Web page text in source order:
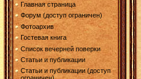
Главная страница
Форум (доступ ограничен)
Фотоархив
Гостевая книга
Список вечерней поверки
Статьи и публикации
Статьи и публикации (доступ